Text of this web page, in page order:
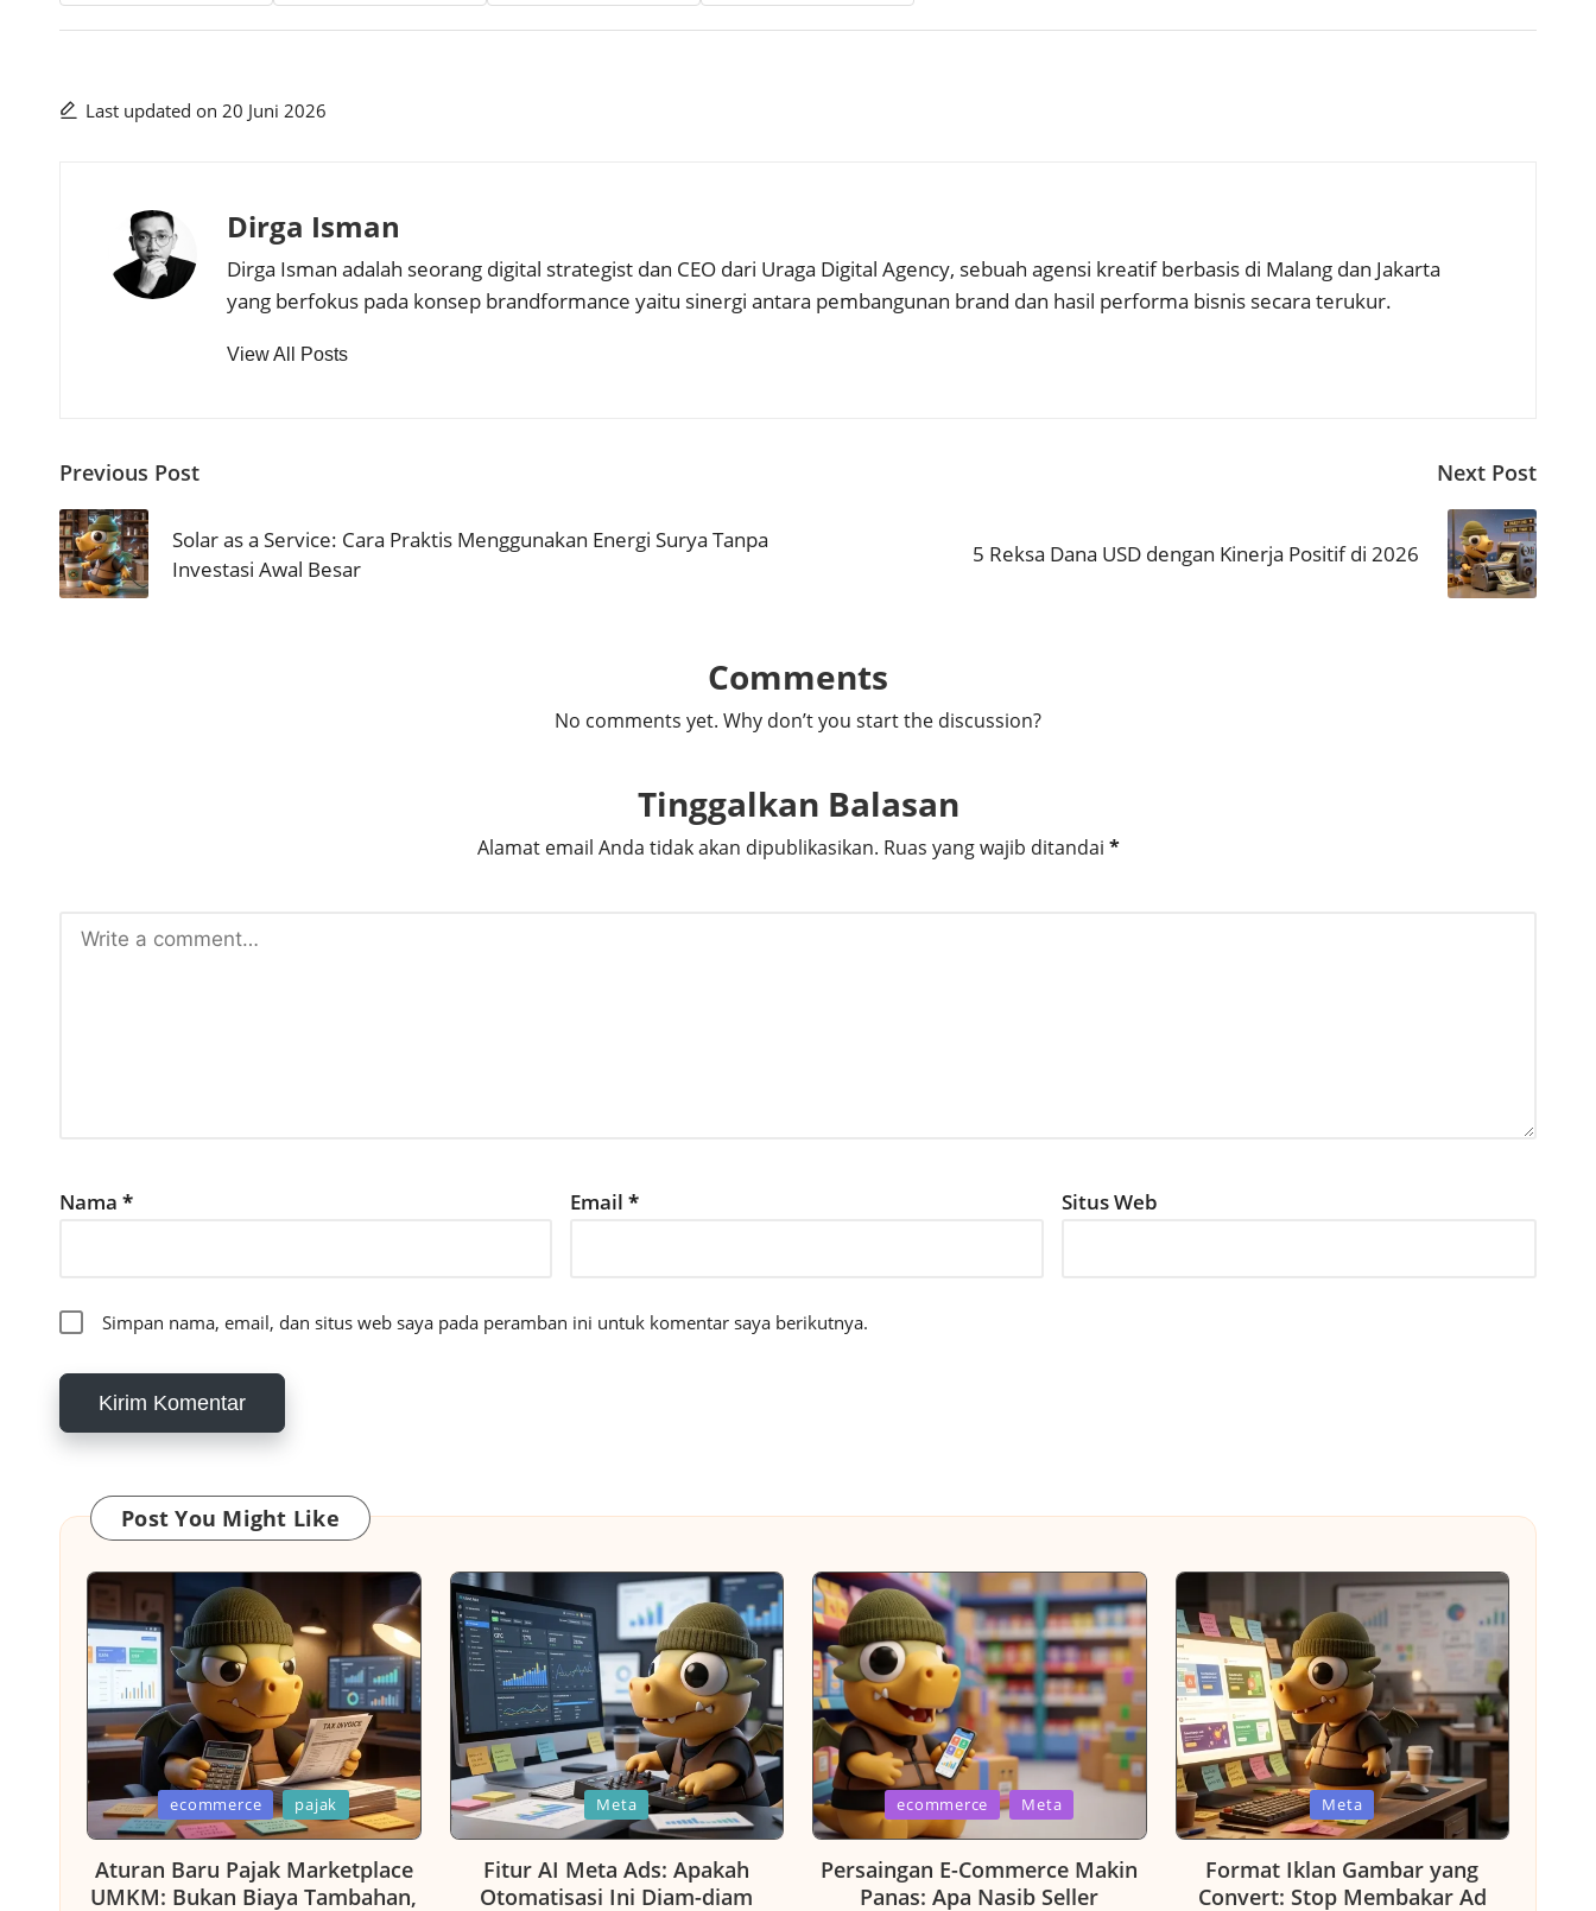
Last updated on 20 Juni 2026
Dirga Isman
Dirga Isman adalah seorang digital strategist dan CEO dari Uraga Digital Agency, sebuah agensi kreatif berbasis di Malang dan Jakarta
yang berfokus pada konsep brandformance yaitu sinergi antara pembangunan brand dan hasil performa bisnis secara terukur.
View All Posts
Post
navigation
Previous Post
Solar as a Service: Cara Praktis Menggunakan Energi Surya Tanpa
Investasi Awal Besar
Next Post
5 Reksa Dana USD dengan Kinerja Positif di 2026
Comments
No comments yet. Why don’t you start the discussion?
Tinggalkan Balasan
Alamat email Anda tidak akan dipublikasikan. Ruas yang wajib ditandai *
Nama * Email * Situs Web
Simpan nama, email, dan situs web saya pada peramban ini untuk komentar saya berikutnya.
Post You Might Like
Posted
in
ecommerce pajak
Aturan Baru Pajak Marketplace
UMKM: Bukan Biaya Tambahan,
Posted
Meta
Fitur AI Meta Ads: Apakah
Otomatisasi Ini Diam-diam
Posted
in
ecommerce Meta
Persaingan E-Commerce Makin
Panas: Apa Nasib Seller
Posted
in
Meta
Format Iklan Gambar yang
Convert: Stop Membakar Ad